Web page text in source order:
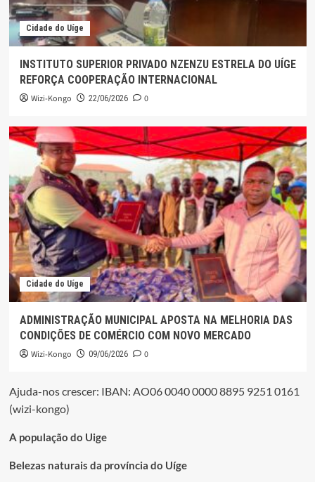
Cidade do Uíge
INSTITUTO SUPERIOR PRIVADO NZENZU ESTRELA DO UÍGE
REFORÇA COOPERAÇÃO INTERNACIONAL
Wizi-Kongo 22/06/2026 0
Cidade do Uíge
ADMINISTRAÇÃO MUNICIPAL APOSTA NA MELHORIA DAS
CONDIÇÕES DE COMÉRCIO COM NOVO MERCADO
Wizi-Kongo 09/06/2026 0
Ajuda-nos crescer: IBAN: AO06 0040 0000 8895 9251 0161
(wizi-kongo)
A população do Uige
Belezas naturais da província do Uíge